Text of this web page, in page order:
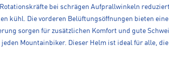
bei schrägen Aufprallwinkeln
kühl. Die vorderen Belüftungsöffnungen bieten
sorgen für zusätzlichen Komfort und gute
Mountainbiker. Dieser Helm ist ideal für alle,